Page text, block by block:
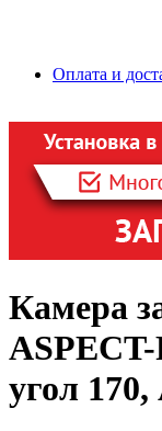
Оплата и
Камера
ASPECT-
угол